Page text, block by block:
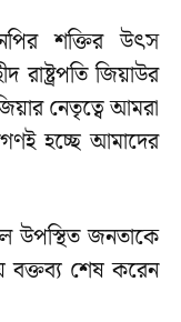
শক্তির উৎস
জিয়াউর
নেতৃত্বে আমরা
হচ্ছে আমাদের
উপস্থিত জনতাকে
বক্তব্য শেষ করেন